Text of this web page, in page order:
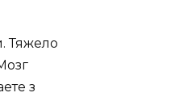
Тяжело
з